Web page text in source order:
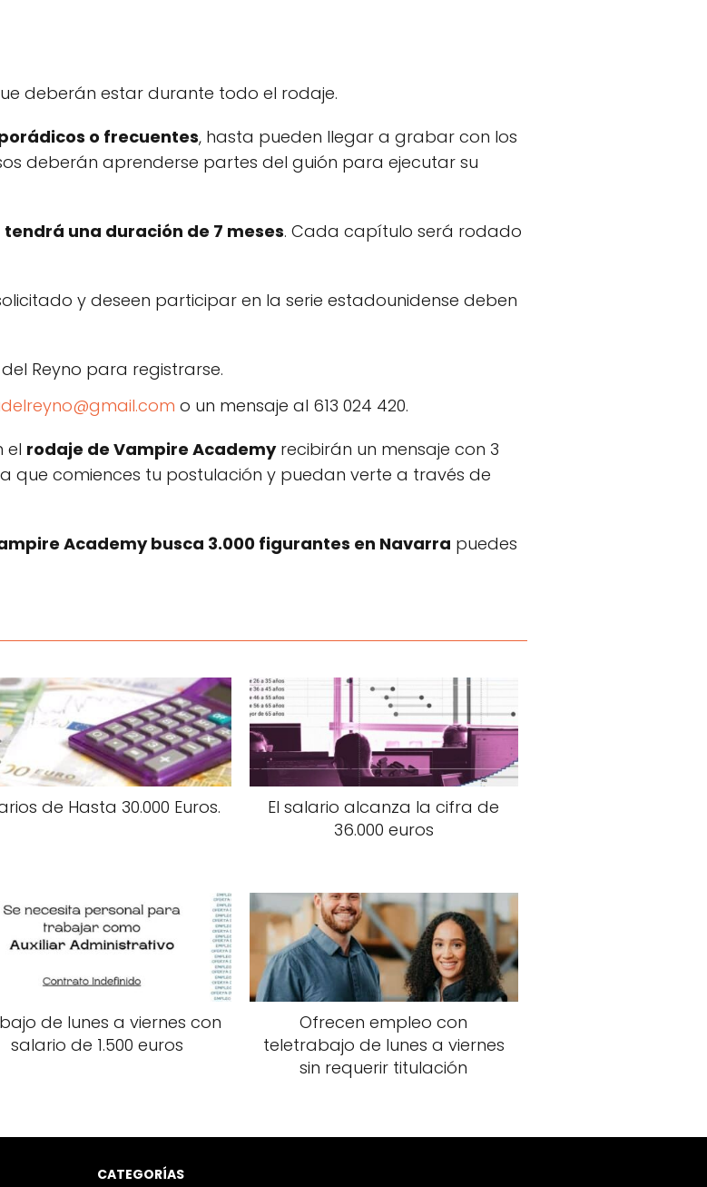
deberán estar durante todo el rodaje.
o frecuentes, hasta pueden llegar a grabar con los
deberán aprenderse partes del guión para ejecutar su
tendrá una duración de 7 meses. Cada capítulo será rodado
y deseen participar en la serie estadounidense deben
Reyno para registrarse.
o un mensaje al 613 024 420.
el rodaje de Vampire Academyrecibirán un mensaje con 3
que comiences tu postulación y puedan verte a través de
Academy busca 3.000 figurantes en Navarra puedes
de Hasta 30.000 Euros.
El salario alcanza la cifra de
36.000 euros
de lunes a viernes con
salario de 1.500 euros
Ofrecen empleo con
teletrabajo de lunes a viernes
sin requerir titulación
CATEGORÍAS